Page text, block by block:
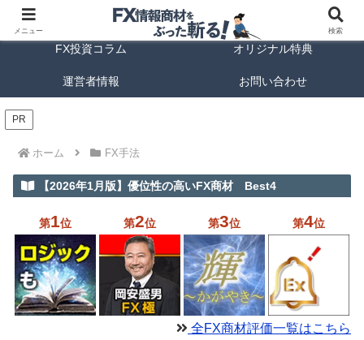
FX商材ランキング FX手法解説
FX投資コラム オリジナル特典
運営者情報 お問い合わせ
PR
ホーム FX手法
【2026年1月版】優位性の高いFX商材 Best4
第1位 第2位 第3位 第4位
全FX商材評価一覧はこちら
メニュー 検索